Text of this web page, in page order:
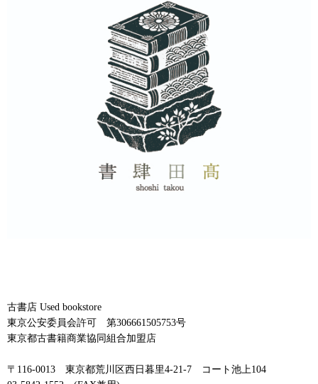
古書店 Used bookstore
東京公安委員会許可 第306661505753号
東京都古書籍商業協同組合加盟店
〒116-0013 東京都荒川区西日暮里4-21-7 コート池上104